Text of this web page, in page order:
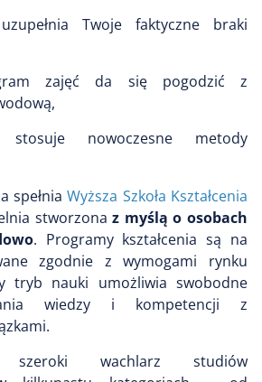
Twoje faktyczne braki
zajęć da się pogodzić z
nowoczesne metody
spełniaWyższa Szkoła Kształcenia
stworzonaz myślą o osobach
. Programy kształcenia są na
zgodnie z wymogami rynku
tryb nauki umożliwia swobodne
wiedzy i kompetencji z
szeroki wachlarz studiów